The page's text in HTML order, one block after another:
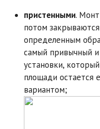
пристенными.
потом
определенным
самый привычный
установки,
площади остается
вариантом;